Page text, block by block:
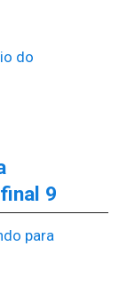
do
9
para